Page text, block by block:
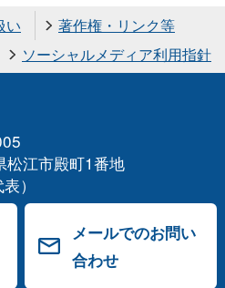
い
著作権・リンク等
ソーシャルメディア利用指針
江市殿町1番地
）
メールでのお問い
合わせ